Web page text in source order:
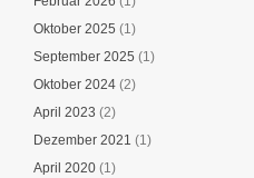
Oktober 2025 (1)
September 2025 (1)
Oktober 2024 (2)
April 2023 (2)
Dezember 2021 (1)
April 2020 (1)